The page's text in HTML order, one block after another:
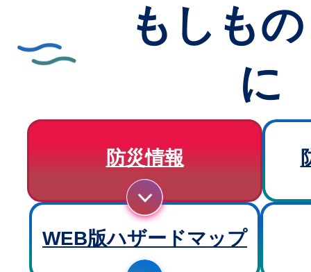
もしも
に
防災情報
WEB版ハザードマップ